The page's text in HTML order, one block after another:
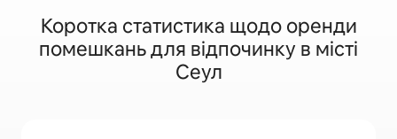
Коротка статистика щодо оренди
помешкань для відпочинку в місті
Сеул